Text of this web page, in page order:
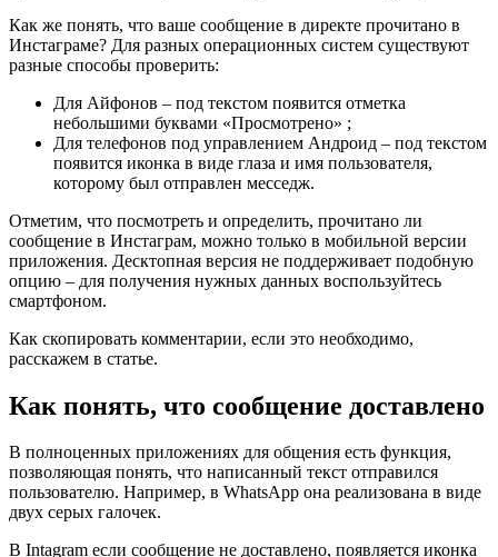
Как же понять, что ваше сообщение в директе прочитано в
Инстаграме? Для разных операционных систем существуют
разные способы проверить:
Для Айфонов – под текстом появится отметка
небольшими буквами «Просмотрено» ;
Для телефонов под управлением Андроид – под текстом
появится иконка в виде глаза и имя пользователя,
которому был отправлен месседж.
Отметим, что посмотреть и определить, прочитано ли
сообщение в Инстаграм, можно только в мобильной версии
приложения. Десктопная версия не поддерживает подобную
опцию – для получения нужных данных воспользуйтесь
смартфоном.
Как скопировать комментарии, если это необходимо,
расскажем в статье.
Как понять, что сообщение доставлено
В полноценных приложениях для общения есть функция,
позволяющая понять, что написанный текст отправился
пользователю. Например, в WhatsApp она реализована в виде
двух серых галочек.
В Intagram если сообщение не доставлено, появляется иконка